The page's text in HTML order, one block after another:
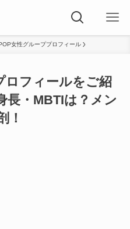
女性グループプロフィール
ロフィールをご紹
長・MBTIは？メン
！